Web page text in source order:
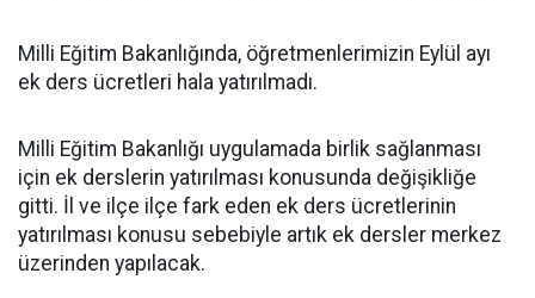
Milli Eğitim Bakanlığında, öğretmenlerimizin Eylül ayı
ek ders ücretleri hala yatırılmadı.
Milli Eğitim Bakanlığı uygulamada birlik sağlanması
için ek derslerin yatırılması konusunda değişikliğe
gitti. İl ve ilçe ilçe fark eden ek ders ücretlerinin
yatırılması konusu sebebiyle artık ek dersler merkez
üzerinden yapılacak.